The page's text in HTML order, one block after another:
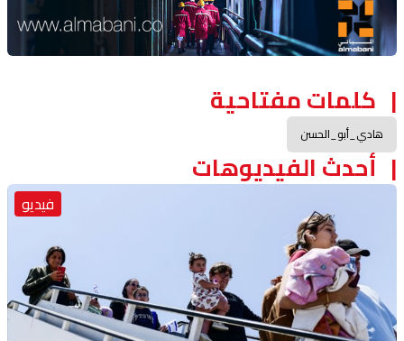
كلمات مفتاحية
هادي_أبو_الحسن
أحدث الفيديوهات
فيديو